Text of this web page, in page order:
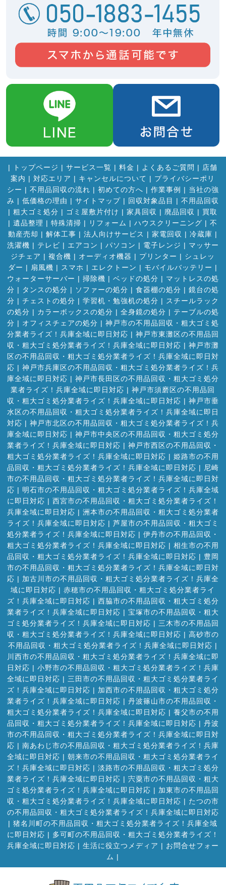
| トップページ | サービス一覧 | 料金 | よくあるご質問 | 店舗
案内 | 対応エリア | キャンセルについて | プライバシーポリ
シー | 不用品回収の流れ | 初めての方へ | 作業事例 | 当社の強
み | 低価格の理由 | サイトマップ| 回収対象品目 | 不用品回収
| 粗大ゴミ処分 | ゴミ屋敷片付け | 家具回収 | 廃品回収 | 買取
| 遺品整理 | 特殊清掃 | リフォーム | ハウスクリーニング | 不
動産売却 | 解体工事 | 法人向けサービス | 家電回収 | 冷蔵庫 |
洗濯機 | テレビ | エアコン | パソコン | 電子レンジ | マッサー
ジチェア | 複合機 | オーディオ機器 | プリンター | シュレッ
ダー | 扇風機 | スマホ | エレクトーン | モバイルバッテリー |
ウォーターサーバー | 掃除機 | ベッドの処分 | マットレスの処
分 | タンスの処分 | ソファーの処分 | 食器棚の処分 | 鏡台の処
分 | チェストの処分 | 学習机・勉強机の処分 | スチールラック
の処分 | カラーボックスの処分 | 全身鏡の処分 | テーブルの処
分 | オフィスチェアの処分 | 神戸市の不用品回収・粗大ゴミ処
分業者ライズ！兵庫全域に即日対応 | 神戸市東灘区の不用品回
収・粗大ゴミ処分業者ライズ！兵庫全域に即日対応 | 神戸市灘
区の不用品回収・粗大ゴミ処分業者ライズ！兵庫全域に即日対
応 | 神戸市兵庫区の不用品回収・粗大ゴミ処分業者ライズ！兵
庫全域に即日対応 | 神戸市長田区の不用品回収・粗大ゴミ処分
業者ライズ！兵庫全域に即日対応 | 神戸市須磨区の不用品回
収・粗大ゴミ処分業者ライズ！兵庫全域に即日対応 | 神戸市垂
水区の不用品回収・粗大ゴミ処分業者ライズ！兵庫全域に即日
対応 | 神戸市北区の不用品回収・粗大ゴミ処分業者ライズ！兵
庫全域に即日対応 | 神戸市中央区の不用品回収・粗大ゴミ処分
業者ライズ！兵庫全域に即日対応 | 神戸市西区の不用品回収・
粗大ゴミ処分業者ライズ！兵庫全域に即日対応 | 姫路市の不用
品回収・粗大ゴミ処分業者ライズ！兵庫全域に即日対応 | 尼崎
市の不用品回収・粗大ゴミ処分業者ライズ！兵庫全域に即日対
応 | 明石市の不用品回収・粗大ゴミ処分業者ライズ！兵庫全域
に即日対応 | 西宮市の不用品回収・粗大ゴミ処分業者ライズ！
兵庫全域に即日対応 | 洲本市の不用品回収・粗大ゴミ処分業者
ライズ！兵庫全域に即日対応 | 芦屋市の不用品回収・粗大ゴミ
処分業者ライズ！兵庫全域に即日対応 | 伊丹市の不用品回収・
粗大ゴミ処分業者ライズ！兵庫全域に即日対応 | 相生市の不用
品回収・粗大ゴミ処分業者ライズ！兵庫全域に即日対応 | 豊岡
市の不用品回収・粗大ゴミ処分業者ライズ！兵庫全域に即日対
応 | 加古川市の不用品回収・粗大ゴミ処分業者ライズ！兵庫全
域に即日対応 | 赤穂市の不用品回収・粗大ゴミ処分業者ライ
ズ！兵庫全域に即日対応 | 西脇市の不用品回収・粗大ゴミ処分
業者ライズ！兵庫全域に即日対応 | 宝塚市の不用品回収・粗大
ゴミ処分業者ライズ！兵庫全域に即日対応 | 三木市の不用品回
収・粗大ゴミ処分業者ライズ！兵庫全域に即日対応 | 高砂市の
不用品回収・粗大ゴミ処分業者ライズ！兵庫全域に即日対応 |
川西市の不用品回収・粗大ゴミ処分業者ライズ！兵庫全域に即
日対応 | 小野市の不用品回収・粗大ゴミ処分業者ライズ！兵庫
全域に即日対応 | 三田市の不用品回収・粗大ゴミ処分業者ライ
ズ！兵庫全域に即日対応 | 加西市の不用品回収・粗大ゴミ処分
業者ライズ！兵庫全域に即日対応 | 丹波篠山市の不用品回収・
粗大ゴミ処分業者ライズ！兵庫全域に即日対応 | 養父市の不用
品回収・粗大ゴミ処分業者ライズ！兵庫全域に即日対応 | 丹波
市の不用品回収・粗大ゴミ処分業者ライズ！兵庫全域に即日対
応 | 南あわじ市の不用品回収・粗大ゴミ処分業者ライズ！兵庫
全域に即日対応 | 朝来市の不用品回収・粗大ゴミ処分業者ライ
ズ！兵庫全域に即日対応 | 淡路市の不用品回収・粗大ゴミ処分
業者ライズ！兵庫全域に即日対応 | 宍粟市の不用品回収・粗大
ゴミ処分業者ライズ！兵庫全域に即日対応 | 加東市の不用品回
収・粗大ゴミ処分業者ライズ！兵庫全域に即日対応 | たつの市
の不用品回収・粗大ゴミ処分業者ライズ！兵庫全域に即日対応
| 猪名川町の不用品回収・粗大ゴミ処分業者ライズ！兵庫全域
に即日対応 | 多可町の不用品回収・粗大ゴミ処分業者ライズ！
兵庫全域に即日対応 | 生活に役立つメディア | お問合せフォー
ム |